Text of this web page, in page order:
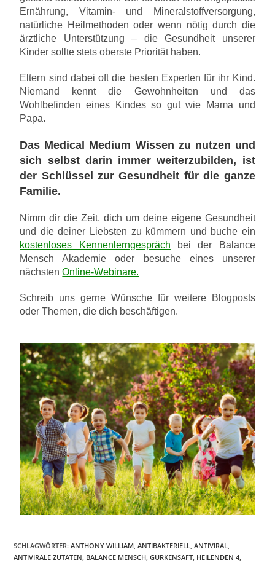
Ernährung, Vitamin- und Mineralstoffversorgung,
natürliche Heilmethoden oder wenn nötig durch die
ärztliche Unterstützung – die Gesundheit unserer
Kinder sollte stets oberste Priorität haben.
Eltern sind dabei oft die besten Experten für ihr Kind.
Niemand kennt die Gewohnheiten und das
Wohlbefinden eines Kindes so gut wie Mama und
Papa.
Das Medical Medium Wissen zu nutzen und
sich selbst darin immer weiterzubilden, ist
der Schlüssel zur Gesundheit für die ganze
Familie.
Nimm dir die Zeit, dich um deine eigene Gesundheit
und die deiner Liebsten zu kümmern und buche ein
kostenloses Kennenlerngespräch bei der Balance
Mensch Akademie oder besuche eines unserer
nächstenOnline-Webinare.
Schreib uns gerne Wünsche für weitere Blogposts
oder Themen, die dich beschäftigen.
SCHLAGWÖRTER:ANTHONY WILLIAM ANTIBAKTERIELL ANTIVIRAL
ANTIVIRALE ZUTATEN BALANCE MENSCH GURKENSAFT HEILENDEN 4